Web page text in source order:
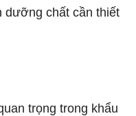
dưỡng chất cần thiết
trọng trong khẩu